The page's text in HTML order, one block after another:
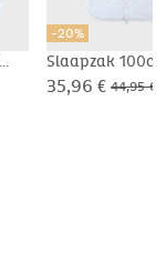
-20%
Slaapzak
Jersey
35,96 € 44,95 €